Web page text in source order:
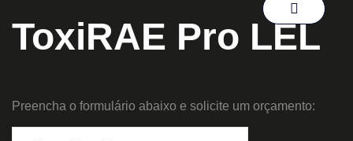
ToxiRAE Pro LEL
Preencha o formulário abaixo e solicite um orçamento: